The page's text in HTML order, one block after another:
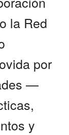
la Red
por
—
y